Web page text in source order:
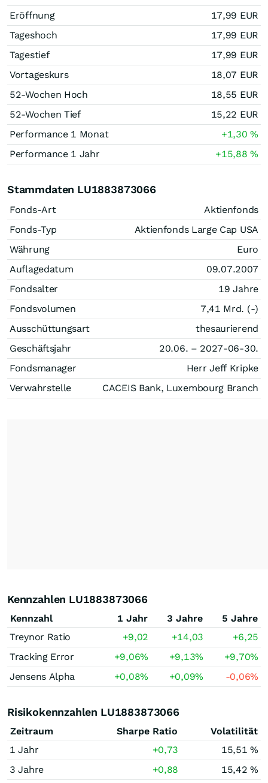
Eröffnung
17,99 EUR
Tageshoch
17,99 EUR
Tagestief
17,99 EUR
Vortageskurs
18,07 EUR
52-Wochen Hoch
18,55 EUR
52-Wochen Tief
15,22 EUR
Performance 1 Monat
+1,30%
Performance 1 Jahr
+15,88%
Stammdaten LU1883873066
Fonds-Art
Aktienfonds
Fonds-Typ
Aktienfonds Large Cap USA
Währung
Euro
Auflagedatum
09.07.2007
Fondsalter
19 Jahre
Fondsvolumen
7,41 Mrd. (-)
Ausschüttungsart
thesaurierend
Geschäftsjahr
20.06. – 2027-06-30.
Fondsmanager
Herr Jeff Kripke
Verwahrstelle
CACEIS Bank, Luxembourg Branch
Kennzahlen LU1883873066
Kennzahl 1 Jahr 3 Jahre
5 Jahre
Treynor Ratio
+9,02 +14,03
+6,25
Tracking Error
+9,06% +9,13% +9,70%
Jensens Alpha
+0,08% +0,09% -0,06%
Risikokennzahlen LU1883873066
Zeitraum Sharpe Ratio
Volatilität
1 Jahr
+0,73
15,51 %
3 Jahre
+0,88
15,42 %